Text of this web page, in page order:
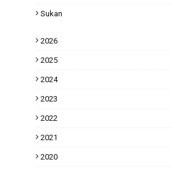
Sukan
2026
2025
2024
2023
2022
2021
2020